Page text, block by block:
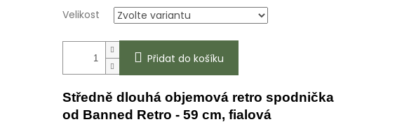
Velikost
Přidat do košíku
Středně dlouhá objemová retro spodnička
od Banned Retro - 59 cm, fialová